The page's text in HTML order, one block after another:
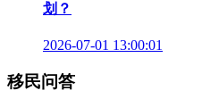
划？
2026-07-01 13:00:01
移民问答